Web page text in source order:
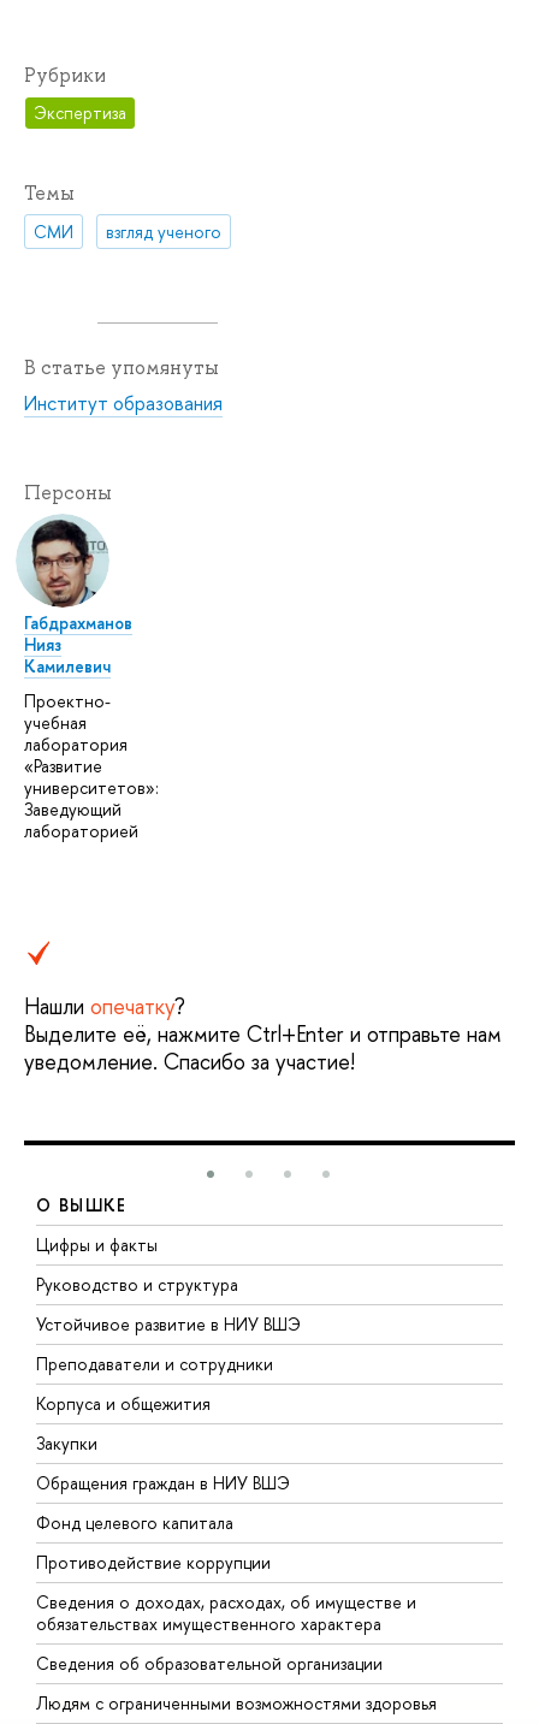
Рубрики
Экспертиза
Темы
СМИ взгляд ученого
В статье упомянуты
Институт образования
Персоны
Габдрахманов
Нияз
Камилевич
Проектно-
учебная
лаборатория
«Развитие
университетов»:
Заведующий
лабораторией
Нашли опечатку?
Выделите её, нажмите Ctrl+Enter и отправьте нам
уведомление. Спасибо за участие!
О ВЫШКЕ
Цифры и факты
Руководство и структура
Устойчивое развитие в НИУ ВШЭ
Преподаватели и сотрудники
Корпуса и общежития
Закупки
Обращения граждан в НИУ ВШЭ
Фонд целевого капитала
Противодействие коррупции
Сведения о доходах, расходах, об имуществе и
обязательствах имущественного характера
Сведения об образовательной организации
Людям с ограниченными возможностями здоровья